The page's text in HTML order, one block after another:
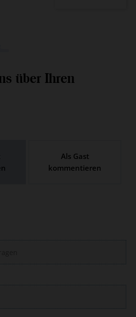
über Ihren
Als Gast
kommentieren